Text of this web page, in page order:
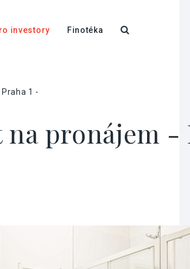
investory Finotéka
1 -
pronájem -